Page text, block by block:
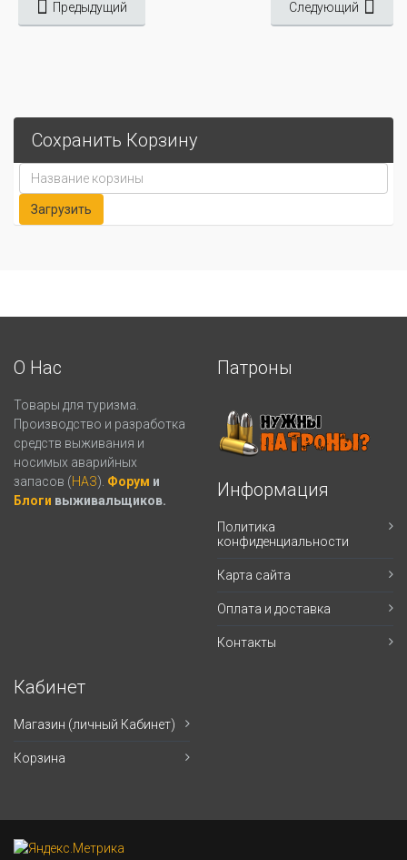
Предыдущий Следующий
Сохранить Корзину
О Нас
Товары для туризма.
Производство и разработка
средств выживания и
носимых аварийных
запасов (НАЗ). Форум и
Блоги выживальщиков.
Патроны
Информация
Политика
конфиденциальности
Карта сайта
Оплата и доставка
Контакты
Кабинет
Магазин (личный Кабинет)
Корзина